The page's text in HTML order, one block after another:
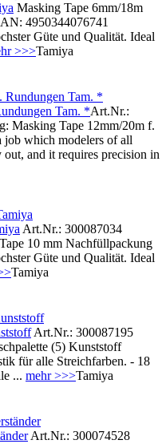
Masking Tape 6mm/18m
4950344076741
Güte und Qualität. Ideal
>>>Tamiya
Tam. *Art.Nr.:
Masking Tape 12mm/20m f.
job which modelers of all
and it requires precision in
Art.Nr.: 300087034
10 mm Nachfüllpackung
Güte und Qualität. Ideal
Tamiya
Art.Nr.: 300087195
(5) Kunststoff
für alle Streichfarben. - 18
... mehr >>>Tamiya
Art.Nr.: 300074528